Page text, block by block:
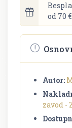
od 70 €
Autor:
zavod -